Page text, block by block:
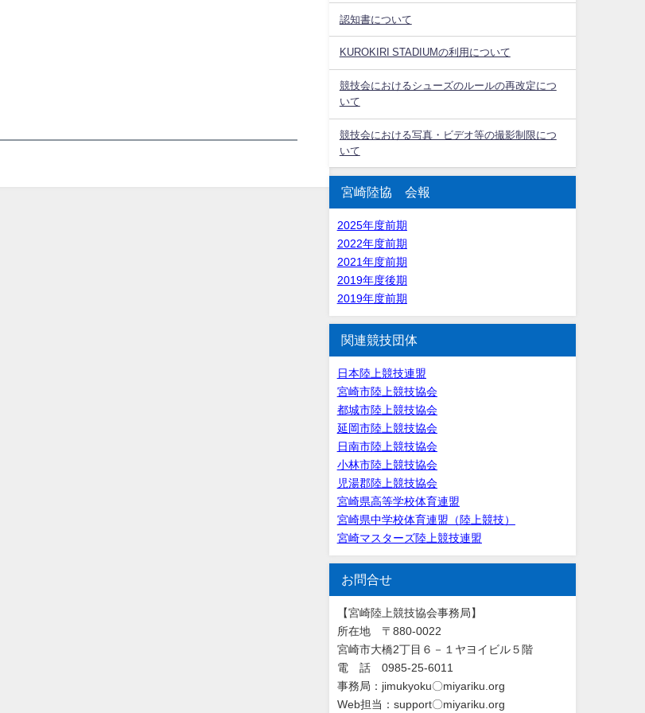
認知書について
KUROKIRI STADIUMの利用について
競技会におけるシューズのルールの再改定につ
いて
競技会における写真・ビデオ等の撮影制限につ
いて
宮崎陸協 会報
2025年度前期
2022年度前期
2021年度前期
2019年度後期
2019年度前期
関連競技団体
日本陸上競技連盟
宮崎市陸上競技協会
都城市陸上競技協会
延岡市陸上競技協会
日南市陸上競技協会
小林市陸上競技協会
児湯郡陸上競技協会
宮崎県高等学校体育連盟
宮崎県中学校体育連盟（陸上競技）
宮崎マスターズ陸上競技連盟
お問合せ
【宮崎陸上競技協会事務局】
所在地 〒880-0022
宮崎市大橋2丁目６－１ヤヨイビル５階
電 話 0985-25-6011
事務局：jimukyoku〇miyariku.org
Web担当：support〇miyariku.org